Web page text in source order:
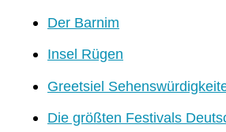
Der Barnim
Insel Rügen
Greetsiel
Die größten Festivals